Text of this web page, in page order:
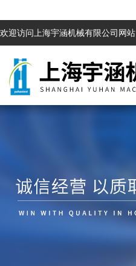
欢迎访问上海宇涵机械有限公司网站